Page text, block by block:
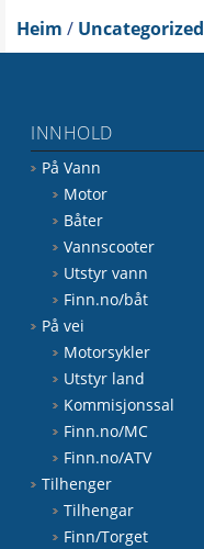
Heim / Uncategorized
INNHOLD
På Vann
Motor
Båter
Vannscooter
Utstyr vann
Finn.no/båt
På vei
Motorsykler
Utstyr land
Kommisjonssal
Finn.no/MC
Finn.no/ATV
Tilhenger
Tilhengar
Finn/Torget